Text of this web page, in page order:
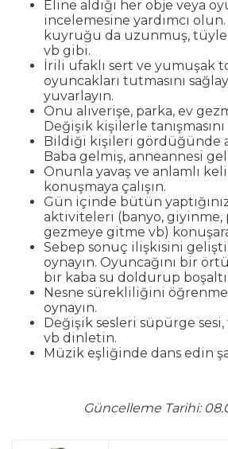
Eline aldığı her obje veya
incelemesine yardımcı
kuyruğu da uzunmuş,
vb gibi.
İrili ufaklı sert ve yumuşak
oyuncakları tutmasını
yuvarlayın.
Onu alıverişe, parka, ev
Değişik kişilerle tanışmasını
Bildiği kişileri gördüğünde
Baba gelmiş, anneannesi
Onunla yavaş ve anlamlı
konuşmaya çalışın.
Gün içinde bütün
aktiviteleri (banyo, giyinme,
gezmeye gitme vb)
Sebep sonuç ilişkisini
oynayın. Oyuncağını bir
bir kaba su doldurup
Nesne sürekliliğini
oynayın.
Değişik sesleri süpürge sesi,
vb dinletin.
Müzik eşliğinde dans edin
Güncelleme Tarihi: